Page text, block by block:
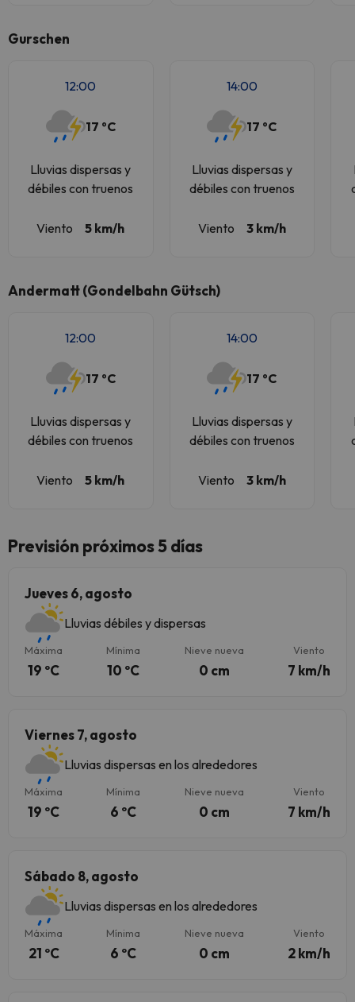
Gurschen
12:00
17 ºC
Lluvias dispersas y
débiles con truenos
Viento 5 km/h
14:00
17 ºC
Lluvias dispersas y
débiles con truenos
Viento 3 km/h
Andermatt (Gondelbahn Gütsch)
12:00
17 ºC
Lluvias dispersas y
débiles con truenos
Viento 5 km/h
14:00
17 ºC
Lluvias dispersas y
débiles con truenos
Viento 3 km/h
Previsión próximos 5 días
Jueves 6, agosto
Lluvias débiles y dispersas
Máxima
19 ºC
Mínima
10 ºC
Nieve nueva
0 cm
Viento
7 km/h
Viernes 7, agosto
Lluvias dispersas en los alrededores
Máxima
19 ºC
Mínima
6 ºC
Nieve nueva
0 cm
Viento
7 km/h
Sábado 8, agosto
Lluvias dispersas en los alrededores
Máxima
21 ºC
Mínima
6 ºC
Nieve nueva
0 cm
Viento
2 km/h